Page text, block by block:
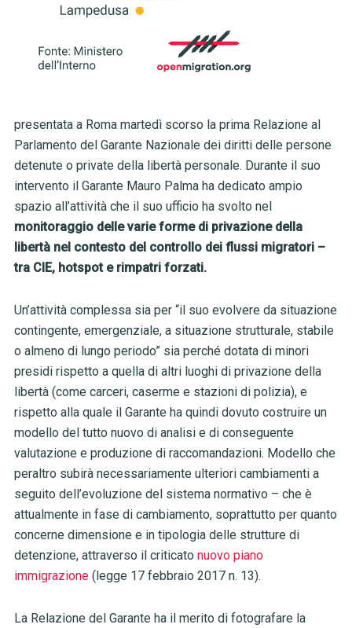
presentata a Roma martedì scorso la prima Relazione al
Parlamento del Garante Nazionale dei diritti delle persone
detenute o private della libertà personale. Durante il suo
intervento il Garante Mauro Palma ha dedicato ampio
spazio all’attività che il suo ufficio ha svolto nel
monitoraggio delle varie forme di privazione della
libertà nel contesto del controllo dei flussi migratori –
tra CIE, hotspot e rimpatri forzati.
Un’attività complessa sia per “il suo evolvere da situazione
contingente, emergenziale, a situazione strutturale, stabile
o almeno di lungo periodo” sia perché dotata di minori
presidi rispetto a quella di altri luoghi di privazione della
libertà (come carceri, caserme e stazioni di polizia), e
rispetto alla quale il Garante ha quindi dovuto costruire un
modello del tutto nuovo di analisi e di conseguente
valutazione e produzione di raccomandazioni. Modello che
peraltro subirà necessariamente ulteriori cambiamenti a
seguito dell’evoluzione del sistema normativo – che è
attualmente in fase di cambiamento, soprattutto per quanto
concerne dimensione e in tipologia delle strutture di
detenzione, attraverso il criticato nuovo piano
immigrazione(legge 17 febbraio 2017 n. 13).
La Relazione del Garante ha il merito di fotografare la